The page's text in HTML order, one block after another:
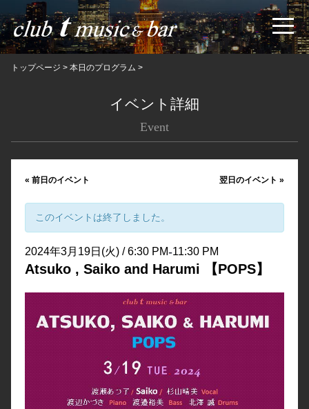
トップページ > 本日のプログラム >
イベント詳細
Event
« 前日のイベント 翌日のイベント»
このイベントは終了しました。
2024年3月19日(火) / 6:30 PM-11:30 PM
Atsuko , Saiko and Harumi 【POPS】